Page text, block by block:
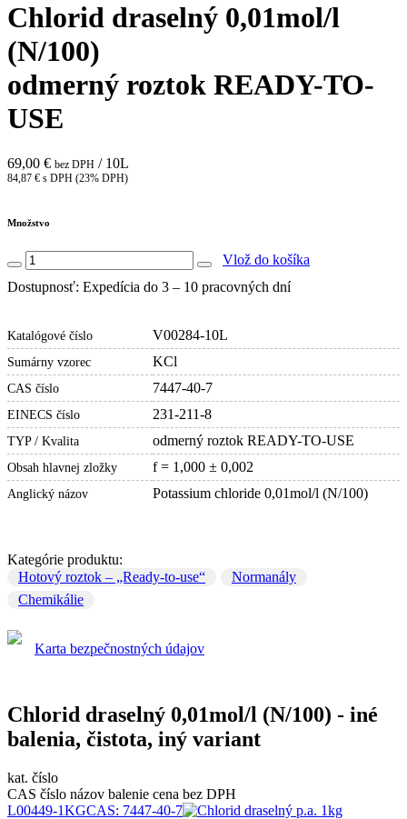
Chlorid draselný 0,01mol/l
(N/100)
odmerný roztok READY-TO-
USE
69,00 € bez DPH / 10L
84,87 € s DPH (23% DPH)
Množstvo
Vlož do košíka
Dostupnosť: Expedícia do 3 – 10 pracovných dní
Katalógové číslo V00284-10L
Sumárny vzorec KCl
CAS číslo 7447-40-7
EINECS číslo 231-211-8
TYP / Kvalita odmerný roztok READY-TO-USE
Obsah hlavnej zložky f = 1,000 ± 0,002
Anglický názov Potassium chloride 0,01mol/l (N/100)
Kategórie produktu:
Hotový roztok – „Ready-to-use“
Normanály
Chemikálie
Karta bezpečnostných údajov
Chlorid draselný 0,01mol/l (N/100) - iné
balenia, čistota, iný variant
kat. číslo
CAS číslo názov balenie cena bez DPH
L00449-1KGCAS: 7447-40-7